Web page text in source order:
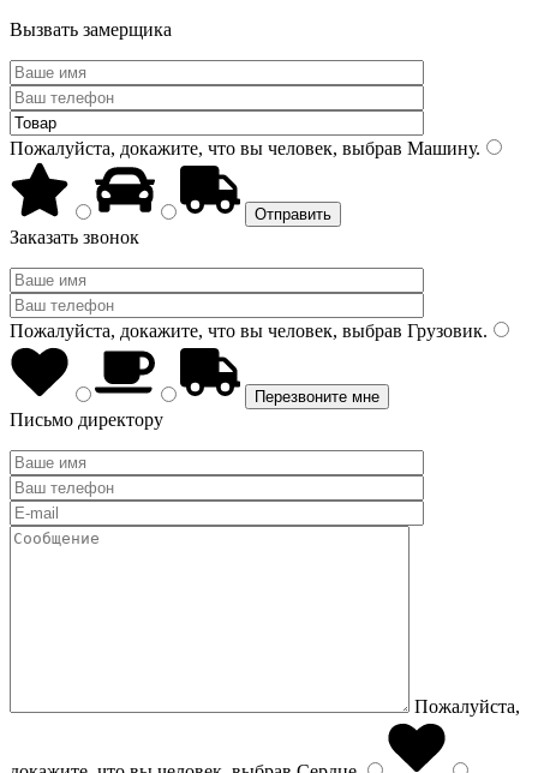
Вызвать замерщика
Пожалуйста, докажите, что вы человек, выбрав Машину.
Заказать звонок
Пожалуйста, докажите, что вы человек, выбрав Грузовик.
Письмо директору
Пожалуйста,